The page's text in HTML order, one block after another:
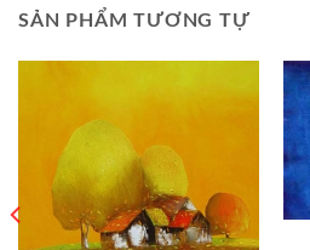
SẢN PHẨM TƯƠNG TỰ